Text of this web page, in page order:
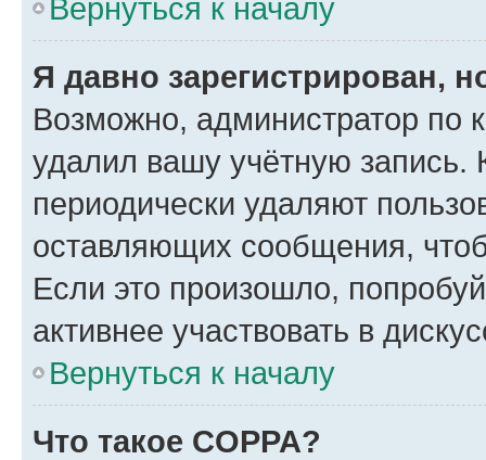
Вернуться к началу
Я давно зарегистрирован,
Возможно, администратор по
удалил вашу учётную запись.
периодически удаляют
оставляющих сообщения,
Если это произошло,
активнее участвовать в
Вернуться к началу
Что такое COPPA?